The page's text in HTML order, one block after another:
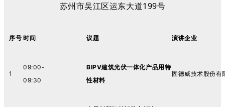
苏州市吴江区运东大道199号
序号 时间 议题 演讲企业
1
09:00-
09:30
BIPV建筑光伏一体化产品用特
性材料
固德威技术股份